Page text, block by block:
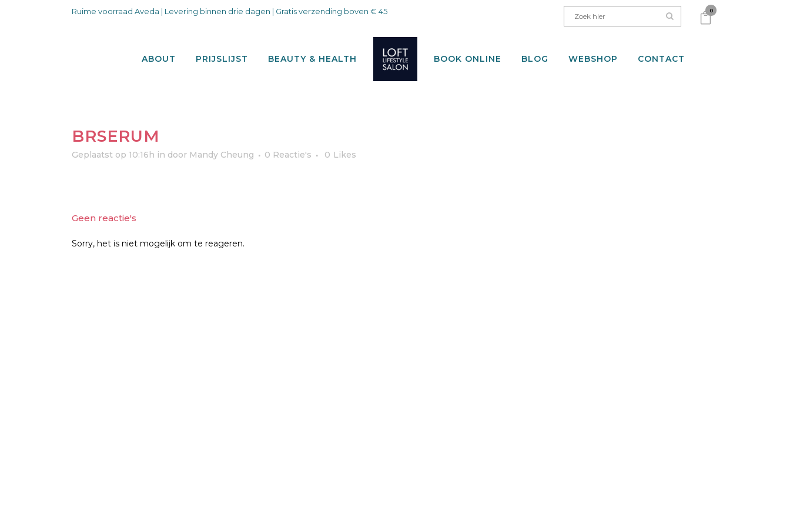
Ruime voorraad Aveda | Levering binnen drie dagen | Gratis verzending boven € 45 0
ABOUT PRIJSLIJST BEAUTY & HEALTH BOOK ONLINE BLOG WEBSHOP CONTACT
BRSERUM
Geplaatst op 10:16h in door Mandy Cheung 0 Reactie's 0 Likes
Geen reactie's
Sorry, het is niet mogelijk om te reageren.